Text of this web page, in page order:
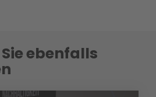
ebenfalls